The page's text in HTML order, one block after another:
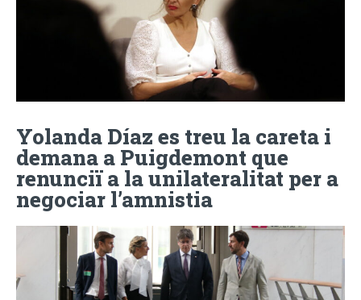
Yolanda Díaz es treu la careta i
demana a Puigdemont que
renunciï a la unilateralitat per a
negociar l’amnistia